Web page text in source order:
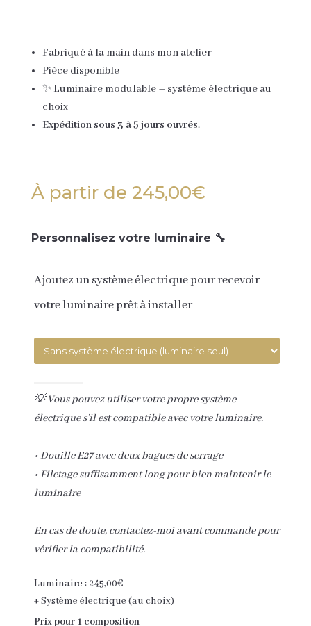
Fabriqué à la main dans mon atelier
Pièce disponible
✨ Luminaire modulable – système électrique au
choix
Expédition sous 3 à 5 jours ouvrés.
À partir de 245,00€
Personnalisez votre luminaire 🔧
Ajoutez un système électrique pour recevoir
votre luminaire prêt à installer
💡 Vous pouvez utiliser votre propre système
électrique s’il est compatible avec votre luminaire.
• Douille E27 avec deux bagues de serrage
• Filetage suffisamment long pour bien maintenir le
luminaire
En cas de doute, contactez-moi avant commande pour
vérifier la compatibilité.
Luminaire : 245,00€
+ Système électrique (au choix)
Prix pour 1 composition